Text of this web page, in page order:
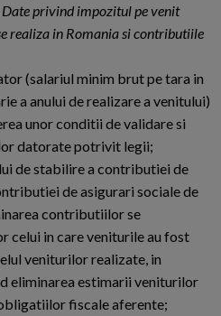
privind impozitul pe venit
realiza in Romania si contributiile
(salariul minim brut pe tara in
a anului de realizare a venitului)
unor conditii de validare si
datorate potrivit legii;
de stabilire a contributiei de
de asigurari sociale de
contributiilor se
celui in care veniturile au fost
veniturilor realizate, in
eliminarea estimarii veniturilor
fiscale aferente;